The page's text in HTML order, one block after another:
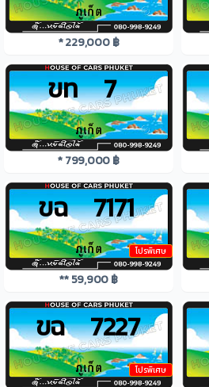
* 229,000 ฿
ขท 7
* 799,000 ฿
โปรพิเศษ
ขฉ 7171
** 59,900 ฿
โปรพิเศษ
ขฉ 7227